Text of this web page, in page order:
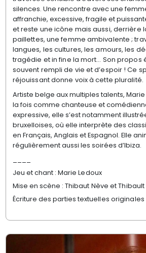
silences. Une rencontre avec une
affranchie, excessive, fragile et
et reste une icône mais aussi, derrière
paillettes, une femme ambivalente ;
langues, les cultures, les amours, les
tragédie et in fine la mort… Son propos
souvent rempli de vie et d’espoir ! Ce
réjouissant donne voix à cette pluralité.
Artiste belge aux multiples talents, Marie
la fois comme chanteuse et
expressive, elle s’est notamment
bruxelloises, où elle interprète des
en Français, Anglais et Espagnol. Elle
régulièrement aussi les soirées d’Ibiza.
Jeu et chant : Marie Ledoux
Mise en scène : Thibaut Nève et
Écriture des parties textuelles originales